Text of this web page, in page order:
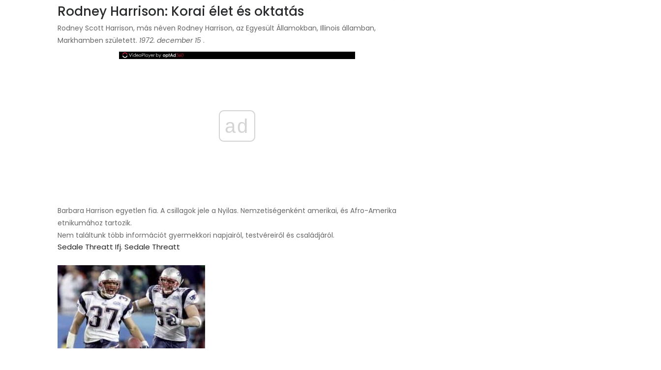
Rodney Harrison: Korai élet és oktatás
Rodney Scott Harrison, más néven Rodney Harrison, az Egyesült Államokban, Illinois államban,
Markhamben született. 1972. december 15 .
ad
Barbara Harrison egyetlen fia. A csillagok jele a Nyilas. Nemzetiségenként amerikai, és Afro-Amerika
etnikumához tartozik.
Nem találtunk több információt gyermekkori napjairól, testvéreiről és családjáról.
Sedale Threatt Ifj. Sedale Threatt